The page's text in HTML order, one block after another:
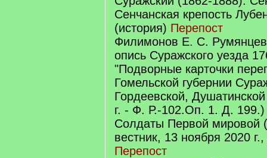
Сенчанская крепость
(история) Перепост
Филимонов Е. С.
опись Суражского уезда
"Подворные карточки
Гомельской губернии
Гордеевской,
г. - Ф. Р.-102.Оп. 1. Д.
Солдаты Первой мировой
вестник, 13 ноября 2020
Перепост